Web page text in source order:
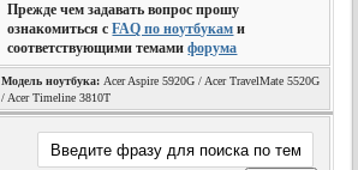
Прежде чем задавать вопрос прошу
ознакомиться сFAQ по ноутбукам и
соответствующими темамифорума
Модель ноутбука: Acer Aspire 5920G / Acer TravelMate 5520G
/ Acer Timeline 3810T